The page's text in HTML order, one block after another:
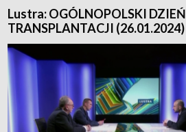
Lustra: OGÓLNOPOLSKI DZIEŃ
TRANSPLANTACJI (26.01.2024)